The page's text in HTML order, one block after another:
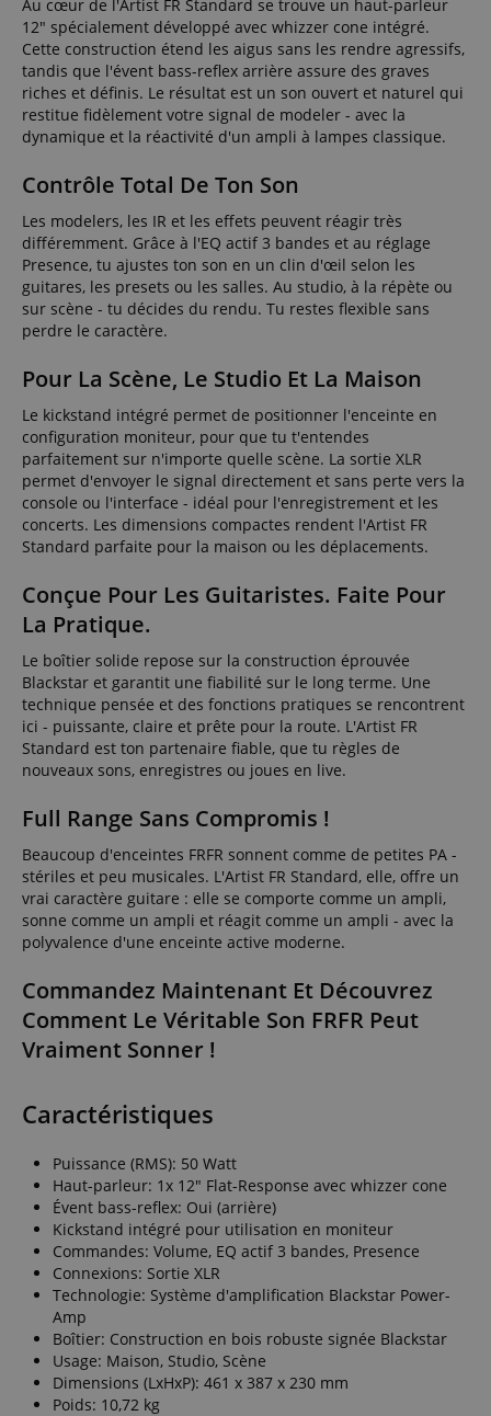
Au cœur de l'Artist FR Standard se trouve un haut-parleur
12" spécialement développé avec whizzer cone intégré.
Cette construction étend les aigus sans les rendre agressifs,
tandis que l'évent bass-reflex arrière assure des graves
riches et définis. Le résultat est un son ouvert et naturel qui
restitue fidèlement votre signal de modeler - avec la
dynamique et la réactivité d'un ampli à lampes classique.
Contrôle Total De Ton Son
Les modelers, les IR et les effets peuvent réagir très
différemment. Grâce à l'EQ actif 3 bandes et au réglage
Presence, tu ajustes ton son en un clin d'œil selon les
guitares, les presets ou les salles. Au studio, à la répète ou
sur scène - tu décides du rendu. Tu restes flexible sans
perdre le caractère.
Pour La Scène, Le Studio Et La Maison
Le kickstand intégré permet de positionner l'enceinte en
configuration moniteur, pour que tu t'entendes
parfaitement sur n'importe quelle scène. La sortie XLR
permet d'envoyer le signal directement et sans perte vers la
console ou l'interface - idéal pour l'enregistrement et les
concerts. Les dimensions compactes rendent l'Artist FR
Standard parfaite pour la maison ou les déplacements.
Conçue Pour Les Guitaristes. Faite Pour
La Pratique.
Le boîtier solide repose sur la construction éprouvée
Blackstar et garantit une fiabilité sur le long terme. Une
technique pensée et des fonctions pratiques se rencontrent
ici - puissante, claire et prête pour la route. L'Artist FR
Standard est ton partenaire fiable, que tu règles de
nouveaux sons, enregistres ou joues en live.
Full Range Sans Compromis !
Beaucoup d'enceintes FRFR sonnent comme de petites PA -
stériles et peu musicales. L'Artist FR Standard, elle, offre un
vrai caractère guitare : elle se comporte comme un ampli,
sonne comme un ampli et réagit comme un ampli - avec la
polyvalence d'une enceinte active moderne.
Commandez Maintenant Et Découvrez
Comment Le Véritable Son FRFR Peut
Vraiment Sonner !
Caractéristiques
Puissance (RMS): 50 Watt
Haut-parleur: 1x 12" Flat-Response avec whizzer cone
Évent bass-reflex: Oui (arrière)
Kickstand intégré pour utilisation en moniteur
Commandes: Volume, EQ actif 3 bandes, Presence
Connexions: Sortie XLR
Technologie: Système d'amplification Blackstar Power-
Amp
Boîtier: Construction en bois robuste signée Blackstar
Usage: Maison, Studio, Scène
Dimensions (LxHxP): 461 x 387 x 230 mm
Poids: 10,72 kg